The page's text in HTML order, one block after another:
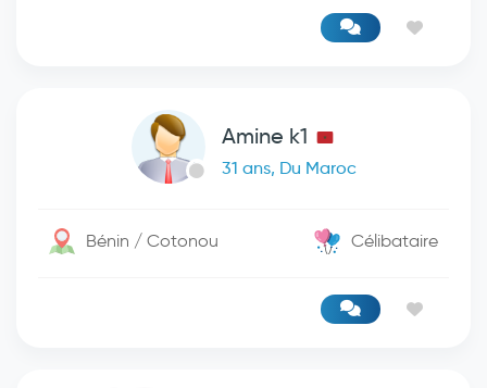
Amine k1
31 ans, Du Maroc
Bénin / Cotonou Célibataire